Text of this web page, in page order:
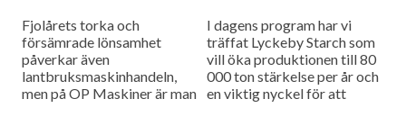
Fjolårets torka och
försämrade lönsamhet
påverkar även
lantbruksmaskinhandeln,
men på OP Maskiner är man
I dagens program har vi
träffat Lyckeby Starch som
vill öka produktionen till 80
000 ton stärkelse per år och
en viktig nyckel för att